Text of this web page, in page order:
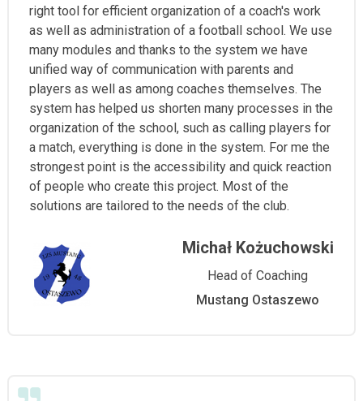
right tool for efficient organization of a coach's work
as well as administration of a football school. We use
many modules and thanks to the system we have
unified way of communication with parents and
players as well as among coaches themselves. The
system has helped us shorten many processes in the
organization of the school, such as calling players for
a match, everything is done in the system. For me the
strongest point is the accessibility and quick reaction
of people who create this project. Most of the
solutions are tailored to the needs of the club.
Michał Kożuchowski
Head of Coaching
Mustang Ostaszewo